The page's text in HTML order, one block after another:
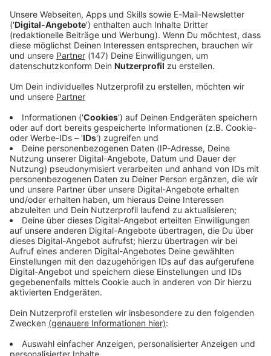
Immer auf dem Laufenden
bleiben!
Verpass' nichts mehr - mit unserem kostenlosen
ANTENNE BAYERN Newsletter. Ob Nachrichten,
Lifestyle oder unsere neuesten Aktionen - wir
informieren dich.